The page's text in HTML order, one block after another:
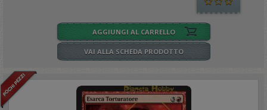
AGGIUNGI AL CARRELLO
VAI ALLA SCHEDA PRODOTTO